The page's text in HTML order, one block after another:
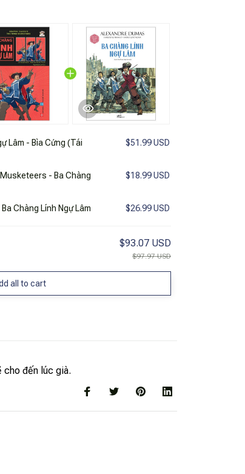
Lâm - Bìa Cứng (Tái
$51.99 USD
- Ba Chàng
$18.99 USD
Chàng Lính Ngự Lâm $26.99 USD
$93.07 USD
$97.97 USD
all to cart
cho đến lúc già.